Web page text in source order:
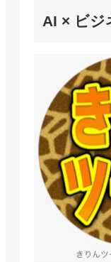
AI × ビジ